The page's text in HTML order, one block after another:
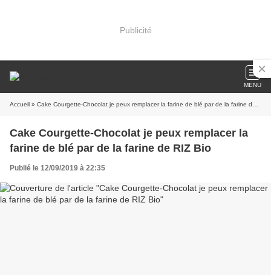
Publicité
MENU
Accueil » Cake Courgette-Chocolat je peux remplacer la farine de blé par de la farine de RIZ Bio
Cake Courgette-Chocolat je peux remplacer la
farine de blé par de la farine de RIZ Bio
Publié le 12/09/2019 à 22:35